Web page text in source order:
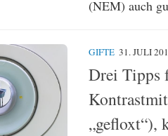
(NEM) auch
GIFTE 31. JULI
Drei Tipps
„gefloxt“),